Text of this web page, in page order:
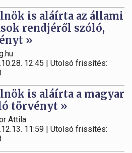
is aláírta az állami
rendjéről szóló,
»
12:45 | Utolsó frissítés:
is aláírta a magyar
törvényt »
Attila
11:59 | Utolsó frissítés: